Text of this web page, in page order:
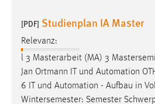
[PDF] Studienplan IA Master
Relevanz:
l 3 Masterarbeit (MA) 3
Jan Ortmann IT und Automation
6 IT und Automation - Aufbau in
Wintersemester: Semester